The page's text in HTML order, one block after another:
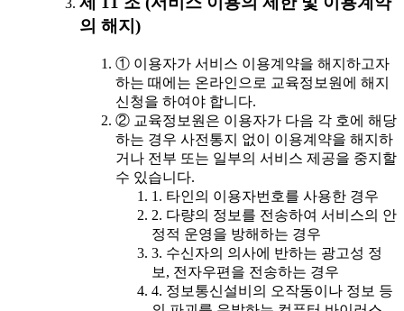
의 해지)
① 이용자가 서비스 이용계약을 해지하고자
하는 때에는 온라인으로 교육정보원에 해지
신청을 하여야 합니다.
② 교육정보원은 이용자가 다음 각 호에 해당
하는 경우 사전통지 없이 이용계약을 해지하
거나 전부 또는 일부의 서비스 제공을 중지할
수 있습니다.
1. 타인의 이용자번호를 사용한 경우
2. 다량의 정보를 전송하여 서비스의 안
정적 운영을 방해하는 경우
3. 수신자의 의사에 반하는 광고성 정
보, 전자우편을 전송하는 경우
4. 정보통신설비의 오작동이나 정보 등